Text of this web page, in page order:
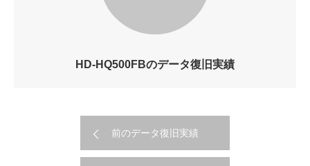
HD-HQ500FBのデータ復旧実績
前のデータ復旧実績